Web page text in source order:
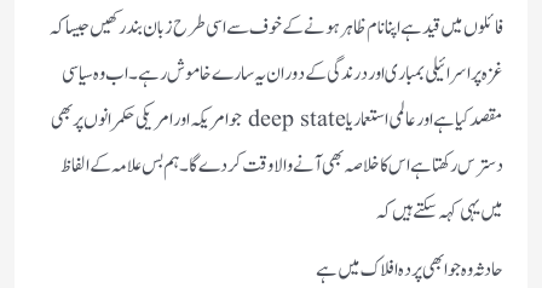
فائلوں میں قید ہے اپنا نام ظاہر ہونے کے خوف سے اسی طرح زبان بند رکھیں جیسا کہ
غزہ پر اسرائیلی بمباری اور درندگی کے دوران یہ سارے خاموش رہے ۔اب وہ سیاسی
مقصد کیا ہے اور عالمی استعمار یا deep state جو امریکہ اور امریکی حکمرانوں پر بھی
دسترس رکھتا ہے اس کا خلاصہ بھی آنے والا وقت کر دے گا ۔ہم بس علامہ کے الفاظ
میں یہی کہہ سکتے ہیں کہ
حادثہ وہ جو ابھی پردہ افلاک میں ہے